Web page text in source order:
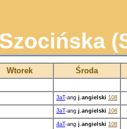
Wtorek Środa
3aT-ang j.angielski 108
3aT-ang j.angielski 108
4aT-ang j.angielski 108